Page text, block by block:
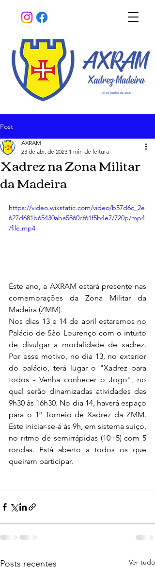
Post
Xadrez na Zona Militar
da Madeira
AXRAM
23 de abr. de 2023 1 min de leitura
https://video.wixstatic.com/video/b57d6c_2e
627d681b65430aba5860cf61f5b4e7/720p/mp4
/file.mp4
Este ano, a AXRAM estará presente nas
comemorações da Zona Militar da
Madeira (ZMM).
Nos dias 13 e 14 de abril estaremos no
Palácio de São Lourenço com o intuito
de divulgar a modalidade de xadrez.
Por esse motivo, no dia 13, no exterior
do palácio, terá lugar o "Xadrez para
todos - Venha conhecer o Jogo", no
qual serão dinamizadas atividades das
9h30 às 16h30. No dia 14, haverá espaço
para o 1º Torneio de Xadrez da ZMM.
Este iniciar-se-á às 9h, em sistema suiço,
no ritmo de semirrápidas (10+5) com 5
rondas. Está aberto a todos os que
queiram participar.
Posts recentes Ver tudo